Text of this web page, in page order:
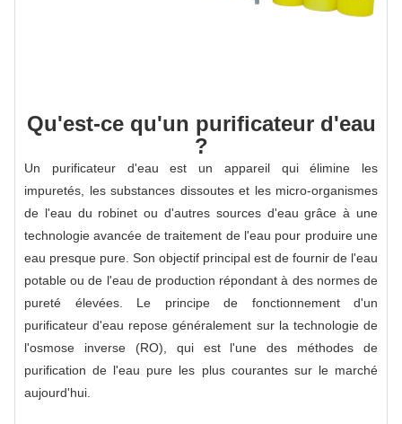
Qu'est-ce qu'un purificateur d'eau
?
Un purificateur d'eau est un appareil qui élimine les
impuretés, les substances dissoutes et les micro-organismes
de l'eau du robinet ou d'autres sources d'eau grâce à une
technologie avancée de traitement de l'eau pour produire une
eau presque pure. Son objectif principal est de fournir de l'eau
potable ou de l'eau de production répondant à des normes de
pureté élevées. Le principe de fonctionnement d'un
purificateur d'eau repose généralement sur la technologie de
l'osmose inverse (RO), qui est l'une des méthodes de
purification de l'eau pure les plus courantes sur le marché
aujourd'hui.